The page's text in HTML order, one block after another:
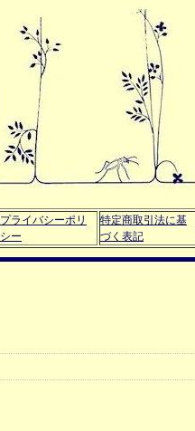
プライバシーポリ
シー
特定商取引法に基
づく表記